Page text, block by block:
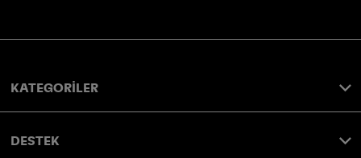
KATEGORİLER
DESTEK